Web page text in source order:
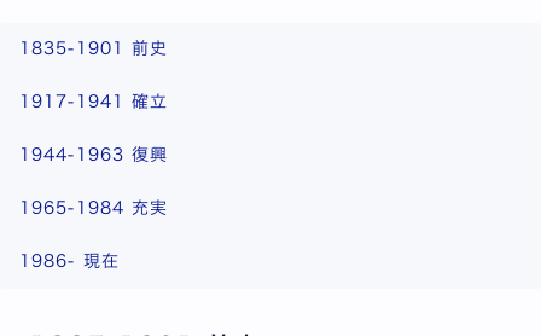
1835-1901 前史
1917-1941 確立
1944-1963 復興
1965-1984 充実
1986- 現在